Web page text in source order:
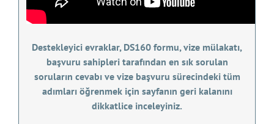
Destekleyici evraklar, DS160 formu, vize mülakatı,
başvuru sahipleri tarafından en sık sorulan
soruların cevabı ve vize başvuru sürecindeki tüm
adımları öğrenmek için sayfanın geri kalanını
dikkatlice inceleyiniz.